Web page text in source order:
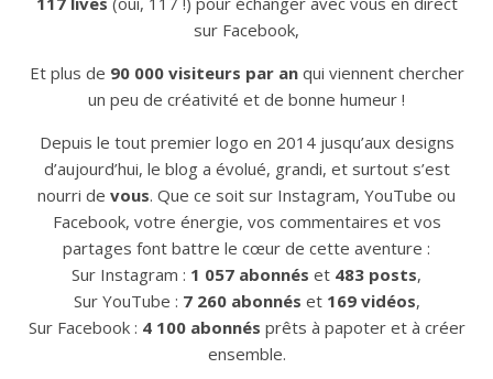
sur Facebook,
Et plus de 90 000 visiteurs par anqui viennent chercher
un peu de créativité et de bonne humeur !
Depuis le tout premier logo en 2014 jusqu’aux designs
d’aujourd’hui, le blog a évolué, grandi, et surtout s’est
nourri de vous. Que ce soit sur Instagram, YouTube ou
Facebook, votre énergie, vos commentaires et vos
partages font battre le cœur de cette aventure :
Sur Instagram : 1 057 abonnés et 483 posts,
Sur YouTube : 7 260 abonnés et 169 vidéos,
Sur Facebook : 4 100 abonnés prêts à papoter et à créer
ensemble.